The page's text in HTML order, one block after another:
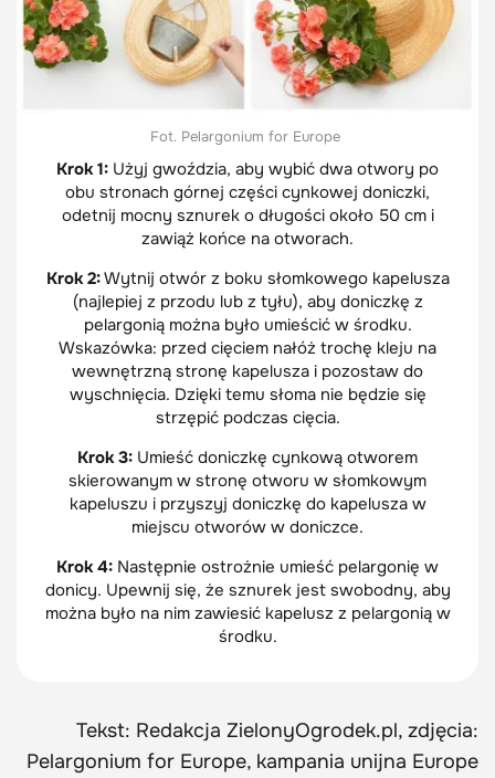
Fot. Pelargonium for Europe
Krok 1: Użyj gwoździa, aby wybić dwa otwory po
obu stronach górnej części cynkowej doniczki,
odetnij mocny sznurek o długości około 50 cm i
zawiąż końce na otworach.
Krok 2:Wytnij otwór z boku słomkowego kapelusza
(najlepiej z przodu lub z tyłu), aby doniczkę z
pelargonią można było umieścić w środku.
Wskazówka: przed cięciem nałóż trochę kleju na
wewnętrzną stronę kapelusza i pozostaw do
wyschnięcia. Dzięki temu słoma nie będzie się
strzępić podczas cięcia.
Krok 3: Umieść doniczkę cynkową otworem
skierowanym w stronę otworu w słomkowym
kapeluszu i przyszyj doniczkę do kapelusza w
miejscu otworów w doniczce.
Krok 4: Następnie ostrożnie umieść pelargonię w
donicy. Upewnij się, że sznurek jest swobodny, aby
można było na nim zawiesić kapelusz z pelargonią w
środku.
Tekst: Redakcja ZielonyOgrodek.pl, zdjęcia:
Pelargonium for Europe, kampania unijna Europe